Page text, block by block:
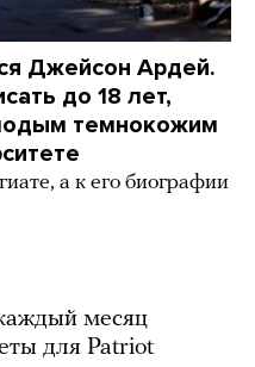
Джейсон Ардей.
до 18 лет,
темнокожим
а к его биографии
месяц
для Patriot